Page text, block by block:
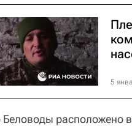
5
Беловоды расположено в